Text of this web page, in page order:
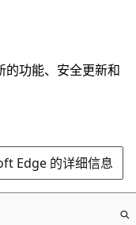
功能、安全更新和
Edge 的详细信息